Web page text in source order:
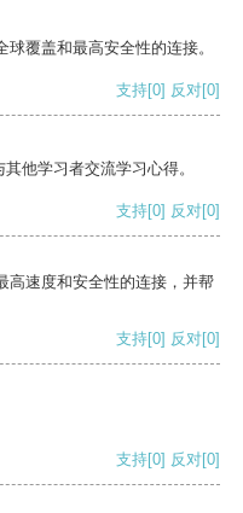
覆盖和最高安全性的连接。
支持[0] 反对[0]
他学习者交流学习心得。
支持[0] 反对[0]
高速度和安全性的连接，并帮
支持[0] 反对[0]
支持[0] 反对[0]